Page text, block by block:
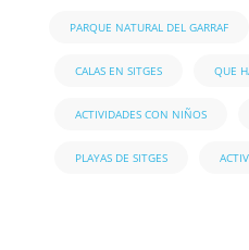
PARQUE NATURAL DEL GARRAF
CALAS EN SITGES QUE
ACTIVIDADES CON NIÑOS
PLAYAS DE SITGES